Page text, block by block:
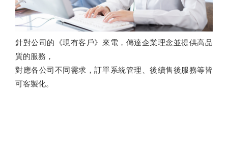
針對公司的《現有客戶》來電，傳達企業理念並提供高品
質的服務，
對應各公司不同需求，訂單系統管理、後續售後服務等皆
可客製化。